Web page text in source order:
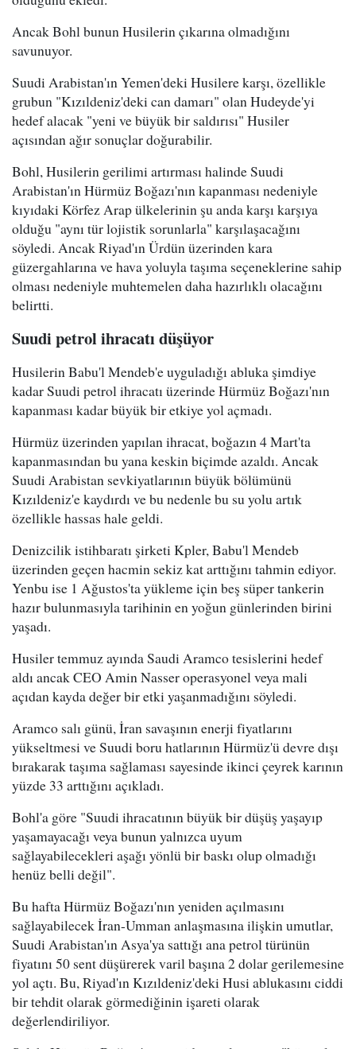
Ancak Bohl bunun Husilerin çıkarına olmadığını
savunuyor.
Suudi Arabistan'ın Yemen'deki Husilere karşı, özellikle
grubun "Kızıldeniz'deki can damarı" olan Hudeyde'yi
hedef alacak "yeni ve büyük bir saldırısı" Husiler
açısından ağır sonuçlar doğurabilir.
Bohl, Husilerin gerilimi artırması halinde Suudi
Arabistan'ın Hürmüz Boğazı'nın kapanması nedeniyle
kıyıdaki Körfez Arap ülkelerinin şu anda karşı karşıya
olduğu "aynı tür lojistik sorunlarla" karşılaşacağını
söyledi. Ancak Riyad'ın Ürdün üzerinden kara
güzergahlarına ve hava yoluyla taşıma seçeneklerine sahip
olması nedeniyle muhtemelen daha hazırlıklı olacağını
belirtti.
Suudi petrol ihracatı düşüyor
Husilerin Babu'l Mendeb'e uyguladığı abluka şimdiye
kadar Suudi petrol ihracatı üzerinde Hürmüz Boğazı'nın
kapanması kadar büyük bir etkiye yol açmadı.
Hürmüz üzerinden yapılan ihracat, boğazın 4 Mart'ta
kapanmasından bu yana keskin biçimde azaldı. Ancak
Suudi Arabistan sevkiyatlarının büyük bölümünü
Kızıldeniz'e kaydırdı ve bu nedenle bu su yolu artık
özellikle hassas hale geldi.
Denizcilik istihbaratı şirketi Kpler, Babu'l Mendeb
üzerinden geçen hacmin sekiz kat arttığını tahmin ediyor.
Yenbu ise 1 Ağustos'ta yükleme için beş süper tankerin
hazır bulunmasıyla tarihinin en yoğun günlerinden birini
yaşadı.
Husiler temmuz ayında Saudi Aramco tesislerini hedef
aldı ancak CEO Amin Nasser operasyonel veya mali
açıdan kayda değer bir etki yaşanmadığını söyledi.
Aramco salı günü, İran savaşının enerji fiyatlarını
yükseltmesi ve Suudi boru hatlarının Hürmüz'ü devre dışı
bırakarak taşıma sağlaması sayesinde ikinci çeyrek karının
yüzde 33 arttığını açıkladı.
Bohl'a göre "Suudi ihracatının büyük bir düşüş yaşayıp
yaşamayacağı veya bunun yalnızca uyum
sağlayabilecekleri aşağı yönlü bir baskı olup olmadığı
henüz belli değil".
Bu hafta Hürmüz Boğazı'nın yeniden açılmasını
sağlayabilecek İran-Umman anlaşmasına ilişkin umutlar,
Suudi Arabistan'ın Asya'ya sattığı ana petrol türünün
fiyatını 50 sent düşürerek varil başına 2 dolar gerilemesine
yol açtı. Bu, Riyad'ın Kızıldeniz'deki Husi ablukasını ciddi
bir tehdit olarak görmediğinin işareti olarak
değerlendiriliyor.